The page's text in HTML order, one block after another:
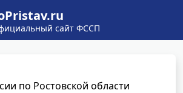
сайт ФССП
по Ростовской области